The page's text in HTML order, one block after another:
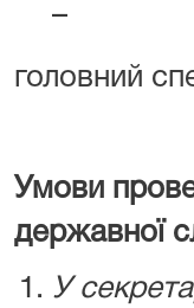
–
головний
Умови
державної
У